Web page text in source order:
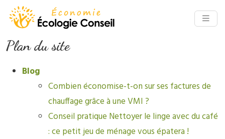
Plan du site
Blog
Combien économise-t-on sur ses factures de
chauffage grâce à une VMI ?
Conseil pratique Nettoyer le linge avec du café
: ce petit jeu de ménage vous épatera !